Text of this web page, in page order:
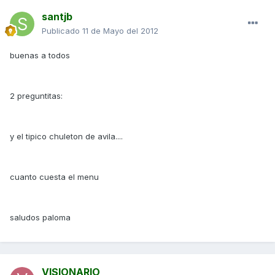
santjb
Publicado 11 de Mayo del 2012
buenas a todos
2 preguntitas:
y el tipico chuleton de avila....
cuanto cuesta el menu
saludos paloma
VISIONARIO